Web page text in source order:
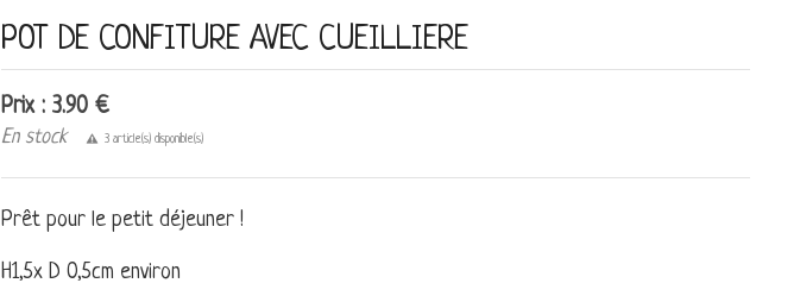
POT DE CONFITURE AVEC CUEILLIERE
Prix : 3.90 €
En stock 3 article(s) disponible(s)
Prêt pour le petit déjeuner !
H1,5x D 0,5cm environ